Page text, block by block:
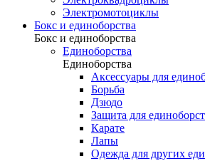
Электромотоциклы
Бокс и единоборства
Бокс и единоборства
Единоборства
Единоборства
Аксессуары для
Борьба
Дзюдо
Защита для
Карате
Лапы
Одежда для других